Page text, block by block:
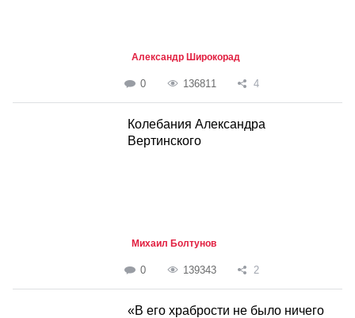
Александр Широкорад
0 136811 4
Колебания Александра
Вертинского
Михаил Болтунов
0 139343 2
«В его храбрости не было ничего